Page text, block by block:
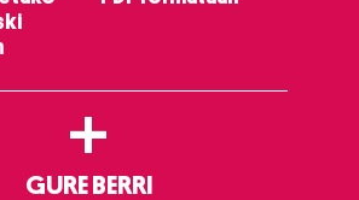
+
GURE BERRI